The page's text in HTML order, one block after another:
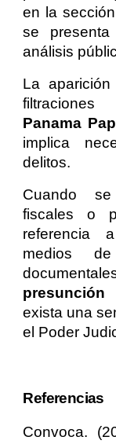
en la
se
análisis
La
Panama
implica
delitos.
Cuando se
fiscales o
referencia
medios
exista una
el Poder
Referencias
Convoca.